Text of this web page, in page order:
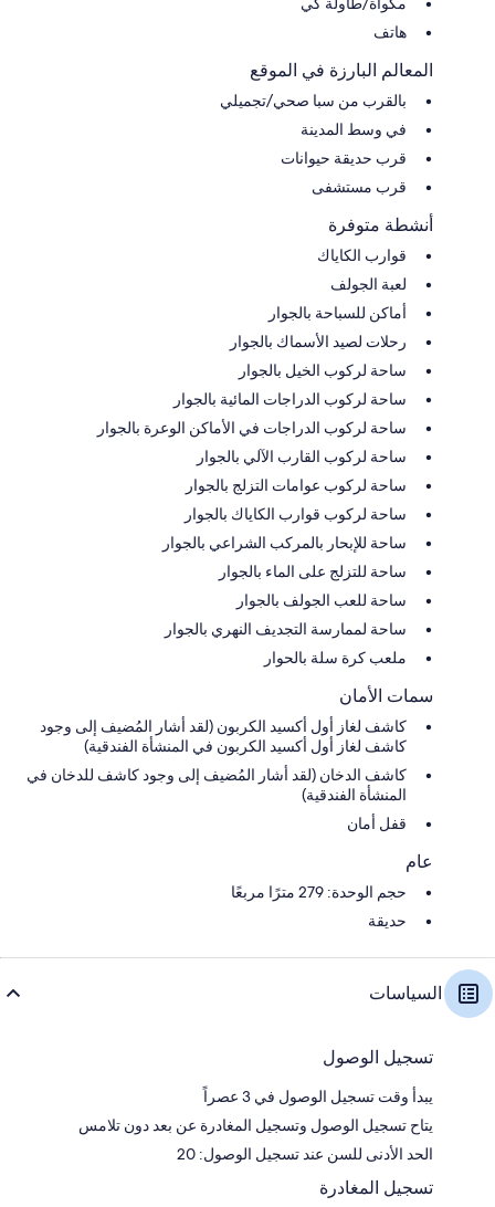
هاتف
المعالم البارزة في الموقع
بالقرب من سبا صحي/تجميلي
في وسط المدينة
قرب حديقة حيوانات
قرب مستشفى
أنشطة متوفرة
قوارب الكاياك
لعبة الجولف
أماكن للسباحة بالجوار
رحلات لصيد الأسماك بالجوار
ساحة لركوب الخيل بالجوار
ساحة لركوب الدراجات المائية بالجوار
ساحة لركوب الدراجات في الأماكن الوعرة بالجوار
ساحة لركوب القارب الآلي بالجوار
ساحة لركوب عوامات التزلج بالجوار
ساحة لركوب قوارب الكاياك بالجوار
ساحة للإبحار بالمركب الشراعي بالجوار
ساحة للتزلج على الماء بالجوار
ساحة للعب الجولف بالجوار
ساحة لممارسة التجديف النهري بالجوار
ملعب كرة سلة بالحوار
سمات الأمان
كاشف لغاز أول أكسيد الكربون (لقد أشار المُضيف إلى وجود
كاشف لغاز أول أكسيد الكربون في المنشأة الفندقية)
كاشف الدخان (لقد أشار المُضيف إلى وجود كاشف للدخان في
المنشأة الفندقية)
قفل أمان
عام
حجم الوحدة: 279 مترًا مربعًا
حديقة
السياسات
تسجيل الوصول
يبدأ وقت تسجيل الوصول في 3 عصراً
يتاح تسجيل الوصول وتسجيل المغادرة عن بعد دون تلامس
الحد الأدنى للسن عند تسجيل الوصول: 20
تسجيل المغادرة